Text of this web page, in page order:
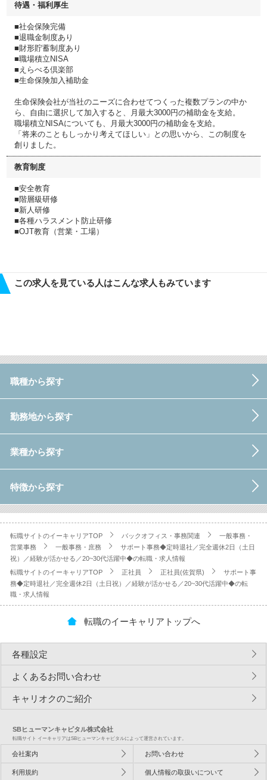
待遇・福利厚生
■社会保険完備
■退職金制度あり
■財形貯蓄制度あり
■職場積立NISA
■えらべる倶楽部
■生命保険加入補助金
生命保険会社が当社のニーズに合わせてつくった複数プランの中か
ら、自由に選択して加入すると、月最大3000円の補助金を支給。
職場積立NISAについても、月最大3000円の補助金を支給。
「将来のこともしっかり考えてほしい」との思いから、この制度を
創りました。
教育制度
■安全教育
■階層級研修
■新人研修
■各種ハラスメント防止研修
■OJT教育（営業・工場）
この求人を見ている人はこんな求人もみています
職種から探す
勤務地から探す
業種から探す
特徴から探す
転職サイトのイーキャリアTOP バックオフィス・事務関連
一般事務・
営業事務
一般事務・庶務
サポート事務◆定時退社／完全週休2日（土日
祝）／経験が活かせる／20~30代活躍中◆の転職・求人情報
転職サイトのイーキャリアTOP
正社員 正社員(佐賀県)
サポート事
務◆定時退社／完全週休2日（土日祝）／経験が活かせる／20~30代活躍中◆の転
職・求人情報
転職のイーキャリアトップへ
各種設定
よくあるお問い合わせ
キャリオクのご紹介
SBヒューマンキャピタル株式会社
転職サイト イーキャリアはSBヒューマンキャピタルによって運営されています。
会社案内 お問い合わせ
利用規約 個人情報の取扱いについて